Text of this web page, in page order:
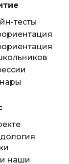
тесты
наши